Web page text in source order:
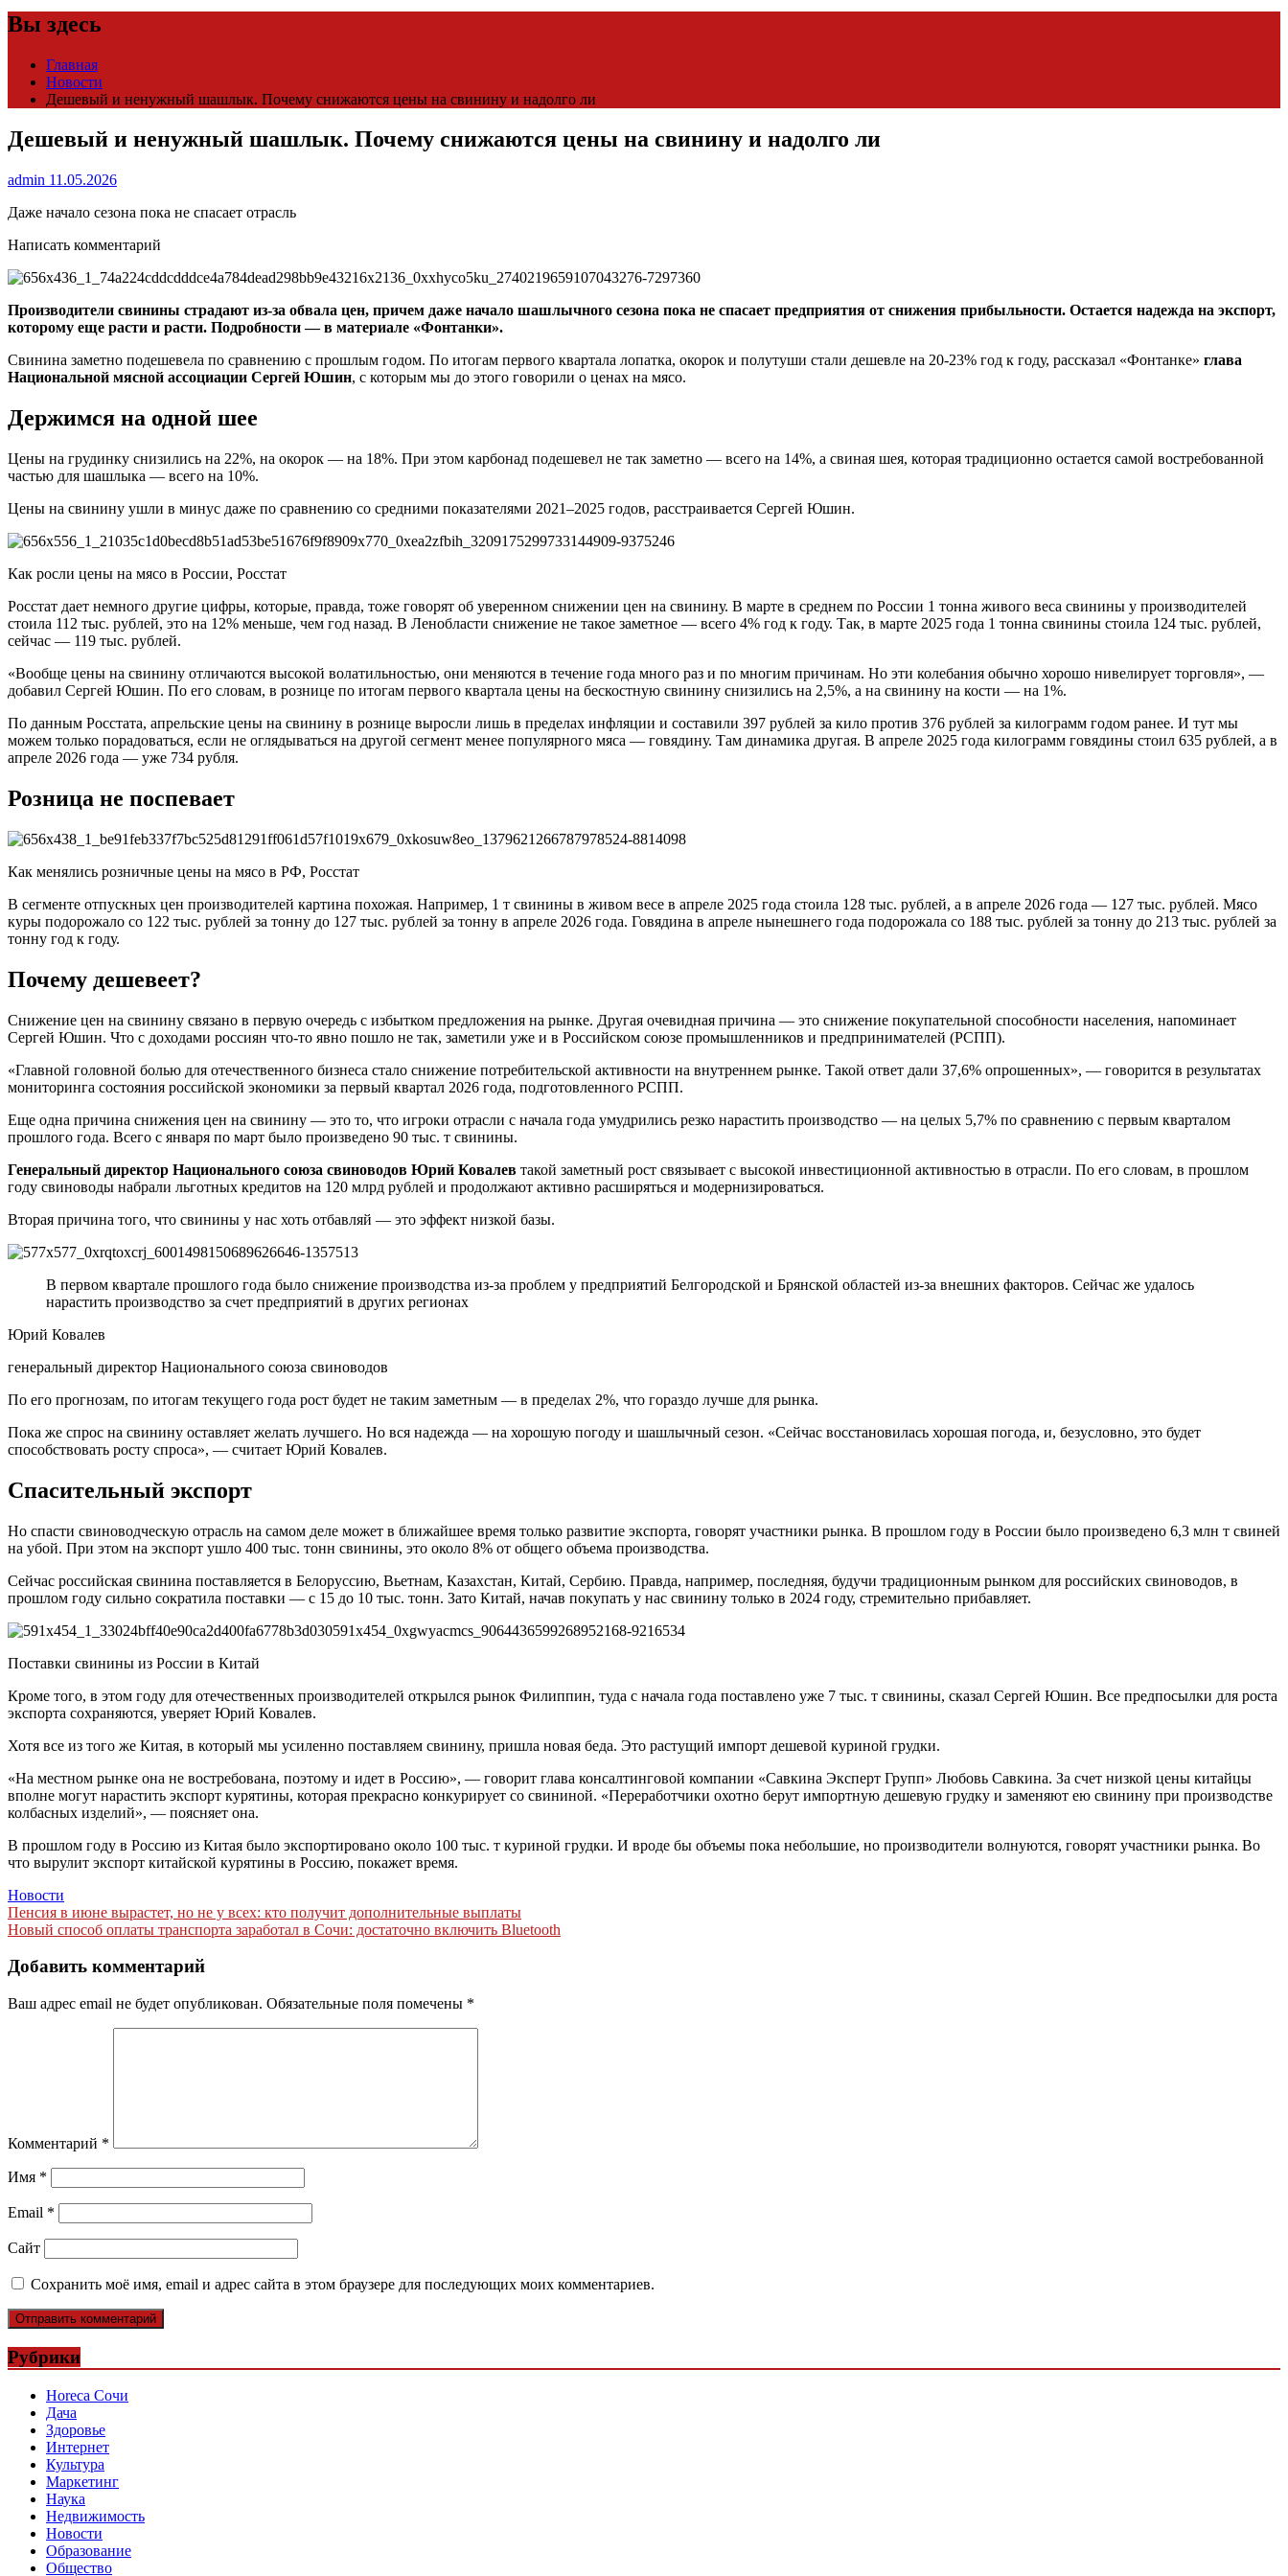
Вы здесь
Главная
Новости
Дешевый и ненужный шашлык. Почему снижаются цены на свинину и надолго ли
Дешевый и ненужный шашлык. Почему снижаются цены на свинину и надолго ли
admin 11.05.2026
Даже начало сезона пока не спасает отрасль
Написать комментарий
Производители свинины страдают из-за обвала цен, причем даже начало шашлычного сезона пока не спасает предприятия от снижения прибыльности. Остается надежда на экспорт,
которому еще расти и расти. Подробности — в материале «Фонтанки».
Свинина заметно подешевела по сравнению с прошлым годом. По итогам первого квартала лопатка, окорок и полутуши стали дешевле на 20-23% год к году, рассказал «Фонтанке» глава
Национальной мясной ассоциации Сергей Юшин, с которым мы до этого говорили о ценах на мясо.
Держимся на одной шее
Цены на грудинку снизились на 22%, на окорок — на 18%. При этом карбонад подешевел не так заметно — всего на 14%, а свиная шея, которая традиционно остается самой востребованной
частью для шашлыка — всего на 10%.
Цены на свинину ушли в минус даже по сравнению со средними показателями 2021–2025 годов, расстраивается Сергей Юшин.
Как росли цены на мясо в России, Росстат
Росстат дает немного другие цифры, которые, правда, тоже говорят об уверенном снижении цен на свинину. В марте в среднем по России 1 тонна живого веса свинины у производителей
стоила 112 тыс. рублей, это на 12% меньше, чем год назад. В Ленобласти снижение не такое заметное — всего 4% год к году. Так, в марте 2025 года 1 тонна свинины стоила 124 тыс. рублей,
сейчас — 119 тыс. рублей.
«Вообще цены на свинину отличаются высокой волатильностью, они меняются в течение года много раз и по многим причинам. Но эти колебания обычно хорошо нивелирует торговля», —
добавил Сергей Юшин. По его словам, в рознице по итогам первого квартала цены на бескостную свинину снизились на 2,5%, а на свинину на кости — на 1%.
По данным Росстата, апрельские цены на свинину в рознице выросли лишь в пределах инфляции и составили 397 рублей за кило против 376 рублей за килограмм годом ранее. И тут мы
можем только порадоваться, если не оглядываться на другой сегмент менее популярного мяса — говядину. Там динамика другая. В апреле 2025 года килограмм говядины стоил 635 рублей, а в
апреле 2026 года — уже 734 рубля.
Розница не поспевает
Как менялись розничные цены на мясо в РФ, Росстат
В сегменте отпускных цен производителей картина похожая. Например, 1 т свинины в живом весе в апреле 2025 года стоила 128 тыс. рублей, а в апреле 2026 года — 127 тыс. рублей. Мясо
куры подорожало со 122 тыс. рублей за тонну до 127 тыс. рублей за тонну в апреле 2026 года. Говядина в апреле нынешнего года подорожала со 188 тыс. рублей за тонну до 213 тыс. рублей за
тонну год к году.
Почему дешевеет?
Снижение цен на свинину связано в первую очередь с избытком предложения на рынке. Другая очевидная причина — это снижение покупательной способности населения, напоминает
Сергей Юшин. Что с доходами россиян что-то явно пошло не так, заметили уже и в Российском союзе промышленников и предпринимателей (РСПП).
«Главной головной болью для отечественного бизнеса стало снижение потребительской активности на внутреннем рынке. Такой ответ дали 37,6% опрошенных», — говорится в результатах
мониторинга состояния российской экономики за первый квартал 2026 года, подготовленного РСПП.
Еще одна причина снижения цен на свинину — это то, что игроки отрасли с начала года умудрились резко нарастить производство — на целых 5,7% по сравнению с первым кварталом
прошлого года. Всего с января по март было произведено 90 тыс. т свинины.
Генеральный директор Национального союза свиноводов Юрий Ковалев такой заметный рост связывает с высокой инвестиционной активностью в отрасли. По его словам, в прошлом
году свиноводы набрали льготных кредитов на 120 млрд рублей и продолжают активно расширяться и модернизироваться.
Вторая причина того, что свинины у нас хоть отбавляй — это эффект низкой базы.
В первом квартале прошлого года было снижение производства из-за проблем у предприятий Белгородской и Брянской областей из-за внешних факторов. Сейчас же удалось
нарастить производство за счет предприятий в других регионах
Юрий Ковалев
генеральный директор Национального союза свиноводов
По его прогнозам, по итогам текущего года рост будет не таким заметным — в пределах 2%, что гораздо лучше для рынка.
Пока же спрос на свинину оставляет желать лучшего. Но вся надежда — на хорошую погоду и шашлычный сезон. «Сейчас восстановилась хорошая погода, и, безусловно, это будет
способствовать росту спроса», — считает Юрий Ковалев.
Спасительный экспорт
Но спасти свиноводческую отрасль на самом деле может в ближайшее время только развитие экспорта, говорят участники рынка. В прошлом году в России было произведено 6,3 млн т свиней
на убой. При этом на экспорт ушло 400 тыс. тонн свинины, это около 8% от общего объема производства.
Сейчас российская свинина поставляется в Белоруссию, Вьетнам, Казахстан, Китай, Сербию. Правда, например, последняя, будучи традиционным рынком для российских свиноводов, в
прошлом году сильно сократила поставки — с 15 до 10 тыс. тонн. Зато Китай, начав покупать у нас свинину только в 2024 году, стремительно прибавляет.
Поставки свинины из России в Китай
Кроме того, в этом году для отечественных производителей открылся рынок Филиппин, туда с начала года поставлено уже 7 тыс. т свинины, сказал Сергей Юшин. Все предпосылки для роста
экспорта сохраняются, уверяет Юрий Ковалев.
Хотя все из того же Китая, в который мы усиленно поставляем свинину, пришла новая беда. Это растущий импорт дешевой куриной грудки.
«На местном рынке она не востребована, поэтому и идет в Россию», — говорит глава консалтинговой компании «Савкина Эксперт Групп» Любовь Савкина. За счет низкой цены китайцы
вполне могут нарастить экспорт курятины, которая прекрасно конкурирует со свининой. «Переработчики охотно берут импортную дешевую грудку и заменяют ею свинину при производстве
колбасных изделий», — поясняет она.
В прошлом году в Россию из Китая было экспортировано около 100 тыс. т куриной грудки. И вроде бы объемы пока небольшие, но производители волнуются, говорят участники рынка. Во
что вырулит экспорт китайской курятины в Россию, покажет время.
Новости
Навигация
по
записям
Пенсия в июне вырастет, но не у всех: кто получит дополнительные выплаты
Новый способ оплаты транспорта заработал в Сочи: достаточно включить Bluetooth
Добавить комментарий
Ваш адрес email не будет опубликован. Обязательные поля помечены *
Комментарий *
Имя *
Email *
Сайт
Сохранить моё имя, email и адрес сайта в этом браузере для последующих моих комментариев.
Рубрики
Horeca Сочи
Дача
Здоровье
Интернет
Культура
Маркетинг
Наука
Недвижимость
Новости
Образование
Общество